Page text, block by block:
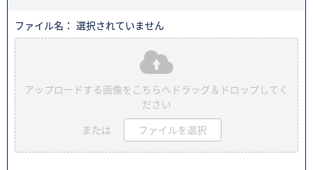
ファイル名： 選択されていません
アップロードする画像をこちらへドラッグ＆ドロップしてく
ださい
または ファイルを選択